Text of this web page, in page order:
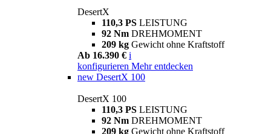
DesertX
110,3 PS LEISTUNG
92 Nm DREHMOMENT
209 kg Gewicht ohne Kraftstoff
Ab 16.390 € i
konfigurieren Mehr entdecken
new DesertX 100
DesertX 100
110,3 PS LEISTUNG
92 Nm DREHMOMENT
209 kg Gewicht ohne Kraftstoff